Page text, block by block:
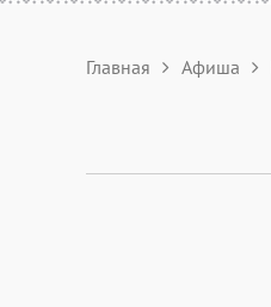
Главная Афиша